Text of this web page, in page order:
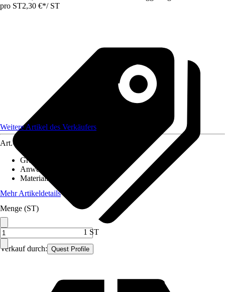
pro ST2,30 €*/ ST
Verkauf durch: Quest Profile
Weitere Artikel des Verkäufers
Art.-Nr.
Grundfarbe
Anwendungsbereich
Material:
Mehr Artikeldetails
Menge (ST)
1 ST